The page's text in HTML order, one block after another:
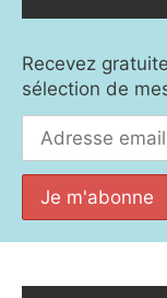
Recevez
sélection de